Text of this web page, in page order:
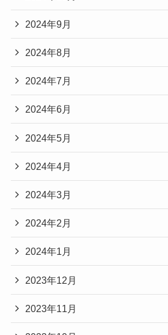
2024年9月
2024年8月
2024年7月
2024年6月
2024年5月
2024年4月
2024年3月
2024年2月
2024年1月
2023年12月
2023年11月